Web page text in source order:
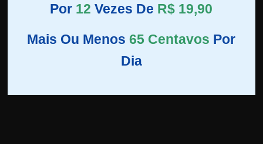
Por 12 Vezes De R$ 19,90
Mais Ou Menos65 Centavos Por
Dia